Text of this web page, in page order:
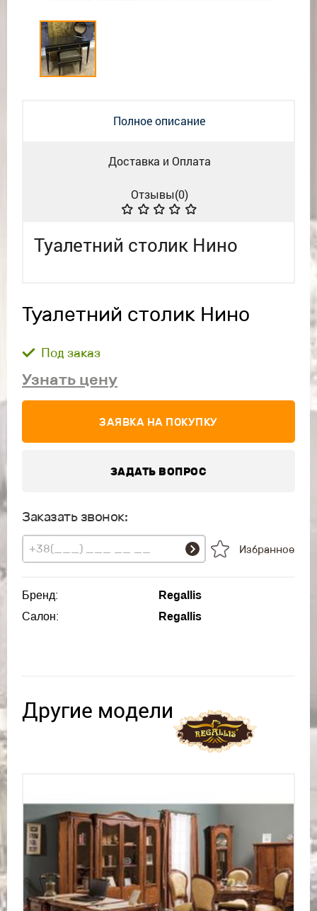
Полное описание
Доставка и Оплата
Отзывы(0)
Туалетний столик Нино
Туалетний столик Нино
Под заказ
Узнать цену
ЗАЯВКА НА ПОКУПКУ
ЗАДАТЬ ВОПРОС
Заказать звонок:
Избранное
Бренд:
Regallis
Салон:
Regallis
Другие модели